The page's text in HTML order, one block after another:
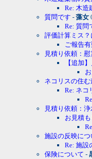
Re: 木造
質問です - 藻女
Re: 質問
評価計算ミス？
ご報告
見積り依頼：
【追加
ネコリスの住
Re: ネコ
見積り依頼：
お見積
施設の反映に
Re: 施設
保険について -